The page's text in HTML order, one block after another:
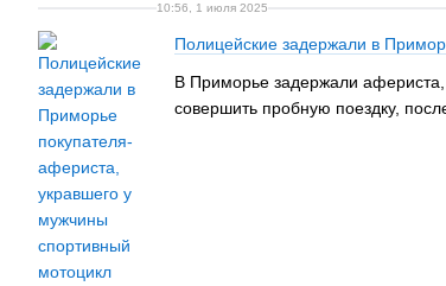
10:56, 1 июля 2025
Полицейские задержали в
В Приморье задержали афериста,
совершить пробную поездку,